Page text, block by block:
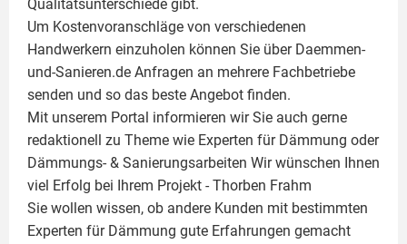
Qualitätsunterschiede gibt.
Um Kostenvoranschläge von verschiedenen
Handwerkern einzuholen können Sie über Daemmen-
und-Sanieren.de Anfragen an mehrere Fachbetriebe
senden und so das beste Angebot finden.
Mit unserem Portal informieren wir Sie auch gerne
redaktionell zu Theme wie Experten für Dämmung oder
Dämmungs- & Sanierungsarbeiten Wir wünschen Ihnen
viel Erfolg bei Ihrem Projekt - Thorben Frahm
Sie wollen wissen, ob andere Kunden mit bestimmten
Experten für Dämmung gute Erfahrungen gemacht